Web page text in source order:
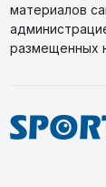
материалов
размещенных